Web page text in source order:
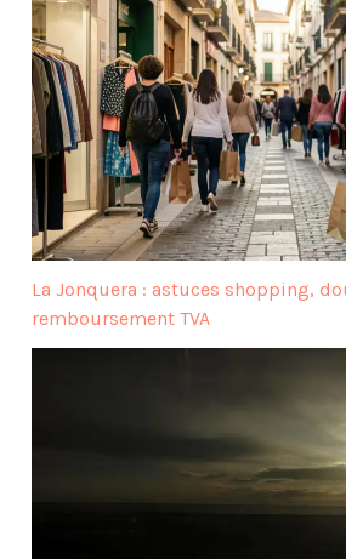
La Jonquera : astuces shopping,
remboursement TVA